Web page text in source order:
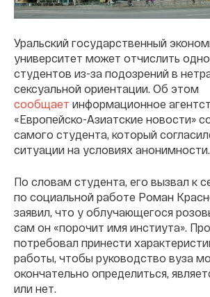
Уральский государственный
университет может отчислить
студентов из-за подозрений в
сексуальной ориентации. Об этом
сообщает информационное
«Европейско-Азиатские новости»
самого студента, который
ситуации на условиях анонимности.
По словам студента, его вызвал к
по социальной работе Роман
заявил, что у облучающегося
сам он «порочит имя инстиута».
потребовал принести
работы, чтобы руководство вуза
окончательно определиться,
или нет.